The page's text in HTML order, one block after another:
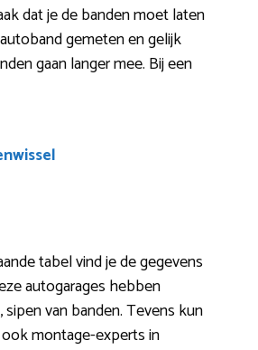
dat je de banden moet laten
gemeten en gelijk
gaan langer mee. Bij een
tabel vind je de gegevens
autogarages hebben
van banden. Tevens kun
montage-experts in